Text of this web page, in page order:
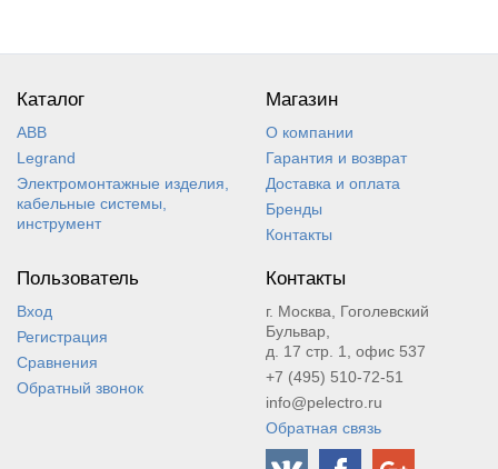
Каталог
ABB
Legrand
Электромонтажные изделия,
кабельные системы,
инструмент
Магазин
О компании
Гарантия и возврат
Доставка и оплата
Бренды
Контакты
Пользователь
Вход
Регистрация
Сравнения
Обратный звонок
Контакты
г. Москва, Гоголевский
Бульвар,
д. 17 стр. 1, офис 537
+7 (495) 510-72-51
info@pelectro.ru
Обратная связь